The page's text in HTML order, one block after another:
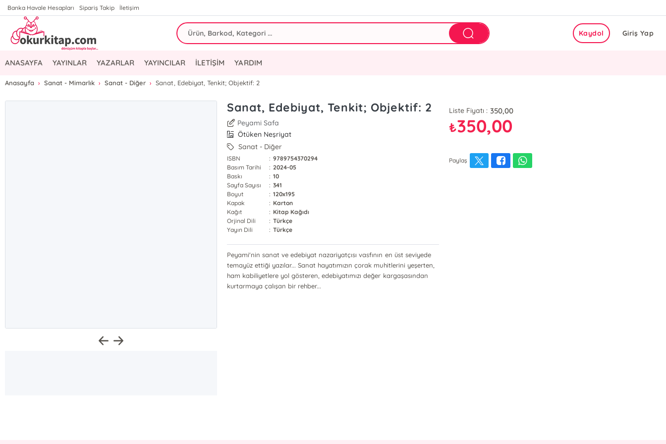
Banka Havale Hesapları Sipariş Takip İletişim
Giriş Yap
Kaydol
ANASAYFA YAYINLAR YAZARLAR YAYINCILAR İLETİŞİM YARDIM
Anasayfa Sanat - Mimarlık Sanat - Diğer Sanat, Edebiyat, Tenkit; Objektif: 2
Sanat, Edebiyat, Tenkit; Objektif: 2
Peyami Safa
Ötüken Neşriyat
Sanat - Diğer
ISBN : 9789754370294
Basım Tarihi
: 2024-05
Baskı
: 10
Sayfa Sayısı
: 341
Boyut
: 120x195
Kapak
: Karton
Kağıt
: Kitap Kağıdı
Orjinal Dili
: Türkçe
Yayın Dili
: Türkçe
Peyami'nin sanat ve edebiyat nazariyatçısı vasfının en üst seviyede
temayüz ettiği yazılar... Sanat hayatımızın çorak muhitlerini yeşerten,
ham kabiliyetlere yol gösteren, edebiyatımızı değer kargaşasından
kurtarmaya çalışan bir rehber...
Liste Fiyatı : 350,00
₺350,00
Paylaş